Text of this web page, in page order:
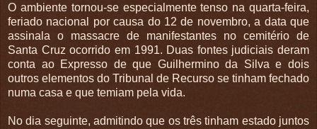
O ambiente tornou-se especialmente tenso na quarta-feira,
feriado nacional por causa do 12 de novembro, a data que
assinala o massacre de manifestantes no cemitério de
Santa Cruz ocorrido em 1991. Duas fontes judiciais deram
conta ao Expresso de que Guilhermino da Silva e dois
outros elementos do Tribunal de Recurso se tinham fechado
numa casa e que temiam pela vida.
No dia seguinte, admitindo que os três tinham estado juntos